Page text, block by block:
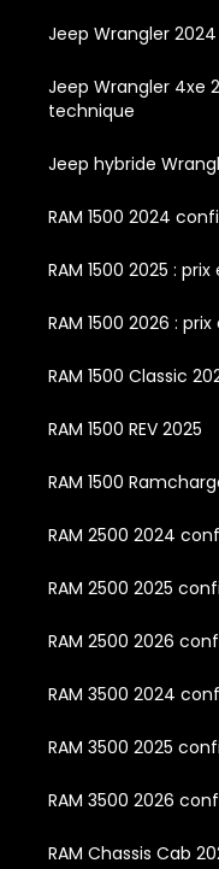
Jeep Wrangler
Jeep Wrangler 4xe
technique
Jeep hybride
RAM 1500 2024
RAM 1500 2025 :
RAM 1500 2026 :
RAM 1500 Classic
RAM 1500 REV 2025
RAM 1500
RAM 2500 2024
RAM 2500 2025
RAM 2500 2026
RAM 3500 2024
RAM 3500 2025
RAM 3500 2026
RAM Chassis Cab